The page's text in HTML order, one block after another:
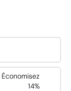
Économisez
14%